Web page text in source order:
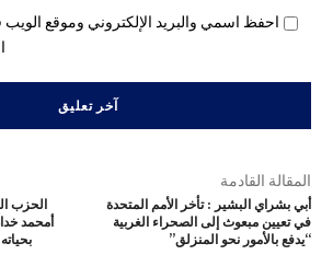
احفظ اسمي والبريد الإلكتروني وموقع
الحزب
أمحمد
المقالة القادمة
أبي بشراي البشير : تأخر الأمم المتحدة
في تعيين مبعوث إلى الصحراء الغربية
“يدفع بالأمور نحو المنزلق”